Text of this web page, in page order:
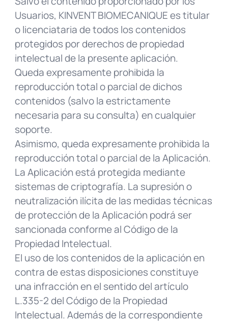
Usuarios, KINVENT BIOMECANIQUE es titular
o licenciataria de todos los contenidos
protegidos por derechos de propiedad
intelectual de la presente aplicación.
Queda expresamente prohibida la
reproducción total o parcial de dichos
contenidos (salvo la estrictamente
necesaria para su consulta) en cualquier
soporte.
Asimismo, queda expresamente prohibida la
reproducción total o parcial de la Aplicación.
La Aplicación está protegida mediante
sistemas de criptografía. La supresión o
neutralización ilícita de las medidas técnicas
de protección de la Aplicación podrá ser
sancionada conforme al Código de la
Propiedad Intelectual.
El uso de los contenidos de la aplicación en
contra de estas disposiciones constituye
una infracción en el sentido del artículo
L.335-2 del Código de la Propiedad
Intelectual. Además de la correspondiente